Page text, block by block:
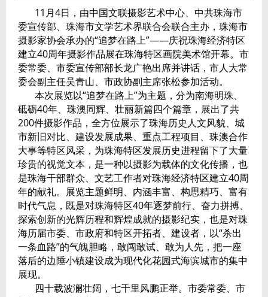
11月4日，由中国文联摄影艺术中心、中共珠海市
委宣传部、珠海市文学艺术界联合会联合主办，珠海市
摄影家协会承办的“追梦在路上”——庆祝珠海经济特区
建立40周年摄影作品展在珠海特区画院美术馆开幕。市
委常委、市委宣传部部长龙广艳出席并讲话，市人大常
委会副主任吴青山、市政协副主席张松参加活动。
本次展览以“追梦在路上”为主题，分为南海明珠、
砥砺40年、珠澳同辉、壮丽新篇四个篇章，展出了共
200件摄影作品，全方位展示了珠海历史人文风貌、城
市新旧对比、建设发展成果、重点工程项目、珠澳合作
大事等特区风采，为珠海特区发展历史进程留下了大量
珍贵的视觉文本，是一种以摄影为载体的文化传播，也
是珠海干部群众、文艺工作者对珠海经济特区建立40周
年的献礼。展览主题鲜明、内涵丰富、构思精巧、富有
时代气息，既是对珠海特区40年逐梦前行、奋力拼搏、
探索创新的光辉历程和辉煌成就的摄影纪实，也是对珠
海历届市委、市政府和特区开拓者、建设者，以“杀出
一条血路”的气魄胆略，敢闯敢试、敢为人先，把一座
落后的边陲小镇建设成为现代化花园式海滨城市的集中
展现。
四十载波澜壮阔，七千里风鹏正举。市委常委、市